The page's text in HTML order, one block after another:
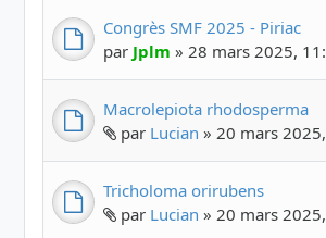
Congrès SMF 2025 - Piriac
par Jplm » 28 mars 2025,
Macrolepiota rhodosperma
par Lucian » 20 mars
Tricholoma orirubens
par Lucian » 20 mars